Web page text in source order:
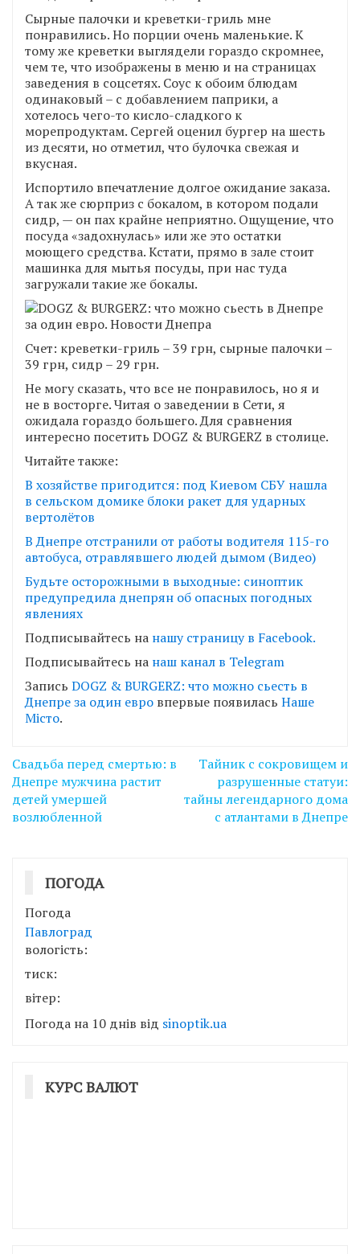
Сырные палочки и креветки-гриль мне
понравились. Но порции очень маленькие. К
тому же креветки выглядели гораздо скромнее,
чем те, что изображены в меню и на страницах
заведения в соцсетях. Соус к обоим блюдам
одинаковый – с добавлением паприки, а
хотелось чего-то кисло-сладкого к
морепродуктам. Сергей оценил бургер на шесть
из десяти, но отметил, что булочка свежая и
вкусная.
Испортило впечатление долгое ожидание заказа.
А так же сюрприз с бокалом, в котором подали
сидр, — он пах крайне неприятно. Ощущение, что
посуда «задохнулась» или же это остатки
моющего средства. Кстати, прямо в зале стоит
машинка для мытья посуды, при нас туда
загружали такие же бокалы.
Счет: креветки-гриль – 39 грн, сырные палочки –
39 грн, сидр – 29 грн.
Не могу сказать, что все не понравилось, но я и
не в восторге. Читая о заведении в Сети, я
ожидала гораздо большего. Для сравнения
интересно посетить DOGZ & BURGERZ в столице.
Читайте также:
В хозяйстве пригодится: под Киевом СБУ нашла
в сельском домике блоки ракет для ударных
вертолётов
В Днепре отстранили от работы водителя 115-го
автобуса, отравлявшего людей дымом (Видео)
Будьте осторожными в выходные: синоптик
предупредила днепрян об опасных погодных
явлениях
Подписывайтесь на нашу страницу в Facebook.
Подписывайтесь на наш канал в Telegram
Запись DOGZ & BURGERZ: что можно сьесть в
Днепре за один евро впервые появилась Наше
Місто.
Навігація
записів
Свадьба перед смертью: в
Днепре мужчина растит
детей умершей
возлюбленной
Тайник с сокровищем и
разрушенные статуи:
тайны легендарного дома
с атлантами в Днепре
ПОГОДА
Погода
Павлоград
вологість:
тиск:
вітер:
Погода на 10 днів від sinoptik.ua
КУРС ВАЛЮТ